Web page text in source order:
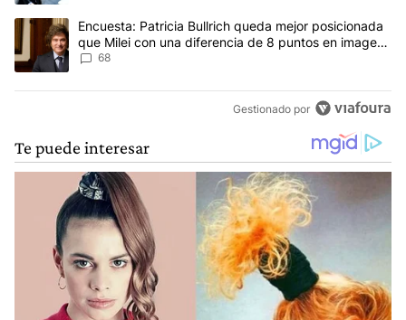
Un artículo de tendencia con el título "Encuesta: Patricia
Encuesta: Patricia Bullrich queda mejor posicionada
que Milei con una diferencia de 8 puntos en imagen
negativa
68
Gestionado por